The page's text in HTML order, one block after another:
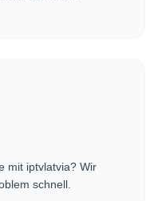
mit iptvlatvia? Wir
schnell.